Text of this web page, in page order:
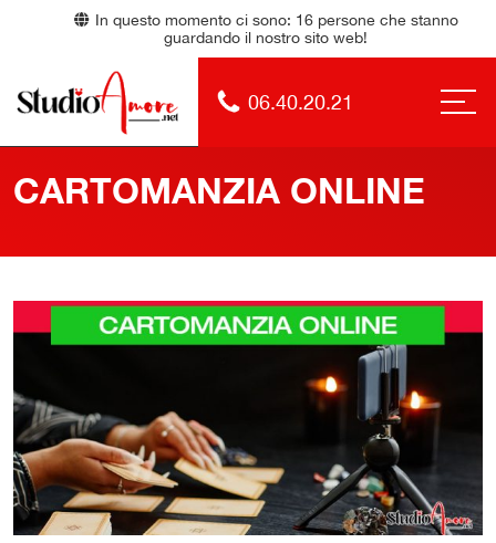
In questo momento ci sono: 16persone che stanno
guardando il nostro sito web!
06.40.20.21
CARTOMANZIA ONLINE